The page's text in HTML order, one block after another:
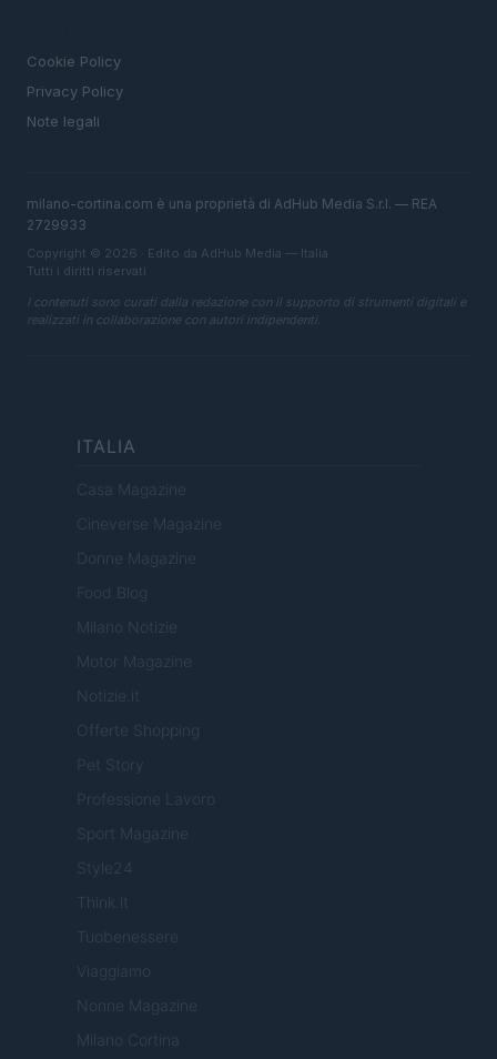
Cookie Policy
Privacy Policy
Note legali
milano-cortina.com è una proprietà di AdHub Media S.r.l. — REA
2729933
Copyright © 2026 · Edito da AdHub Media — Italia
Tutti i diritti riservati
I contenuti sono curati dalla redazione con il supporto di strumenti digitali e
realizzati in collaborazione con autori indipendenti.
ITALIA
Casa Magazine
Cineverse Magazine
Donne Magazine
Food Blog
Milano Notizie
Motor Magazine
Notizie.it
Offerte Shopping
Pet Story
Professione Lavoro
Sport Magazine
Style24
Think.it
Tuobenessere
Viaggiamo
Nonne Magazine
Milano Cortina